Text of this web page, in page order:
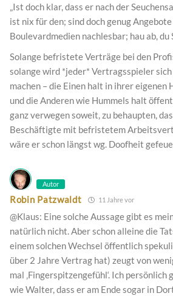
„Ist doch klar, dass er nach der
ist nix für den; sind doch genug
Boulevardmedien nachlesbar; hau ab, du
Solange befristete Verträge bei den
solange wird *jeder* Vertragsspieler
machen – die Einen halt in ihrer eigenen
und die Anderen wie Hummels halt
ganz verwegen soweit, zu behaupten,
Beschäftigte mit befristetem
wäre er schon längst wg. Doofheit
Autor
Robin Patzwaldt 11 Jahre vor
@Klaus: Eine solche Aussage gibt es
natürlich nicht. Aber schon alleine die
einem solchen Wechsel öffentlich
über 2 Jahre Vertrag hat) zeugt von
mal ‚Fingerspitzengefühl‘. Ich persönlich
wie Walter, dass er am Ende sogar in